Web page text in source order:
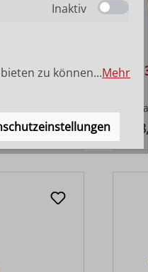
Hl.
Inaktiv
zu können...Mehr